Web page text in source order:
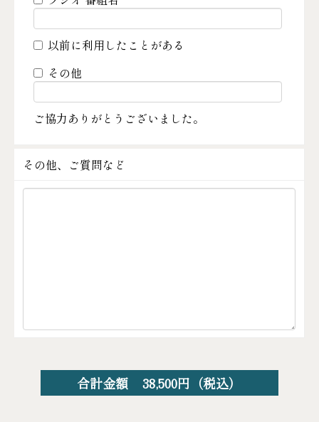
以前に利用したことがある
その他
ご協力ありがとうございました。
その他、ご質問など
合計金額 38,500円（税込）